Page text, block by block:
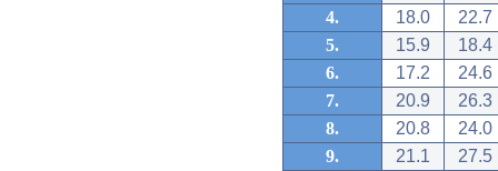
4.
18.0
22.7
5.
15.9
18.4
6.
17.2
24.6
7.
20.9
26.3
8.
20.8
24.0
9.
21.1
27.5